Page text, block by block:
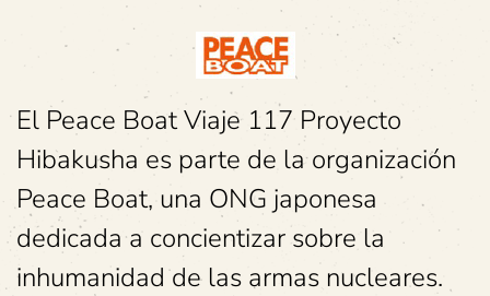
El Peace Boat Viaje 117 Proyecto
Hibakusha es parte de la organización
Peace Boat, una ONG japonesa
dedicada a concientizar sobre la
inhumanidad de las armas nucleares.